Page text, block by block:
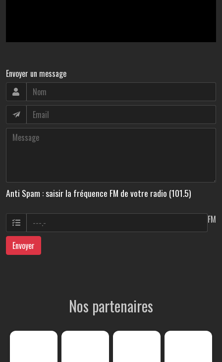
Envoyer un message
Anti Spam : saisir la fréquence FM de votre radio (101.5)
FM
Envoyer
Nos partenaires